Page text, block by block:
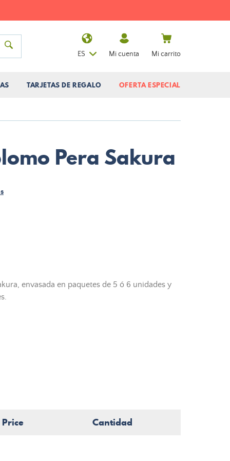
TARJETAS DE REGALO OFERTA ESPECIAL
ES Mi cuenta Mi carrito
Pera Sakura
envasada en paquetes de 5 ó 6 unidades y
Price Cantidad